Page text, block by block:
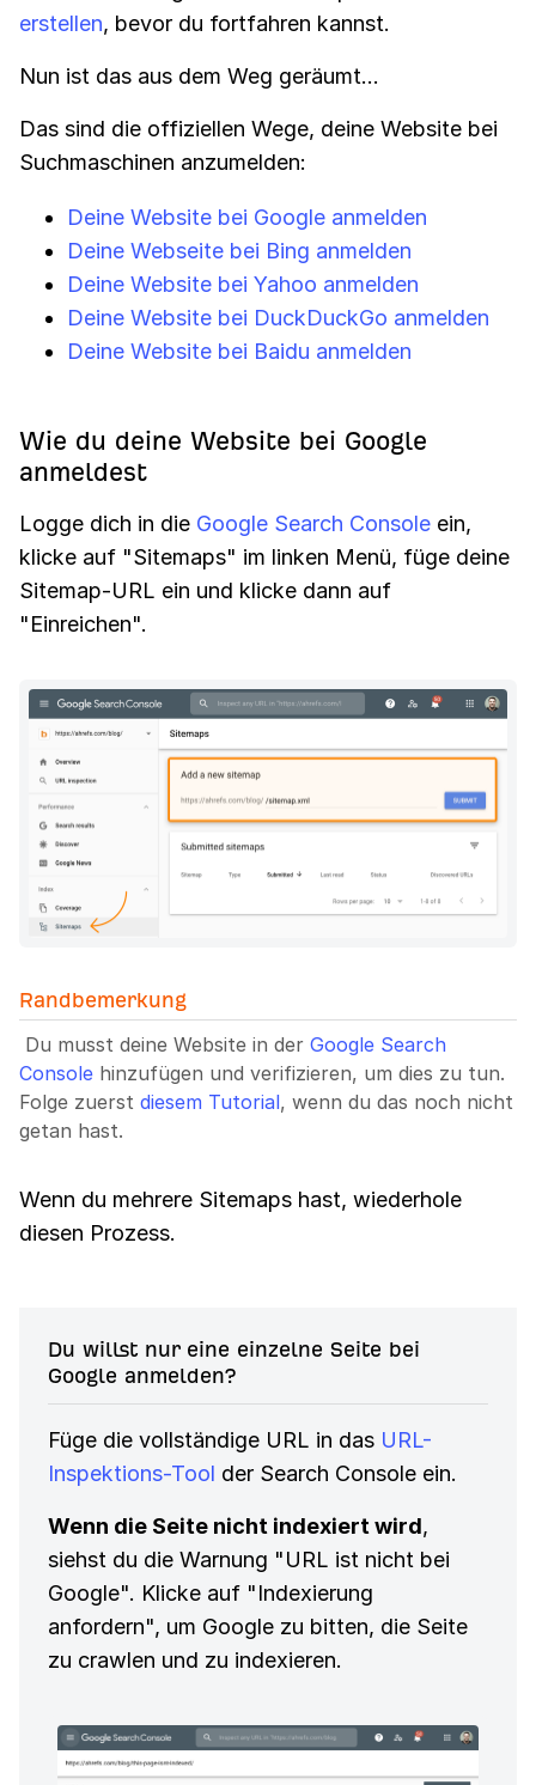
erstellen, bevor du fortfahren kannst.
Nun ist das aus dem Weg geräumt…
Das sind die offiziellen Wege, deine Website bei
Suchmaschinen anzumelden:
Deine Website bei Google anmelden
Deine Webseite bei Bing anmelden
Deine Website bei Yahoo anmelden
Deine Website bei DuckDuckGo anmelden
Deine Website bei Baidu anmelden
Wie du deine Website bei Google
anmeldest
Logge dich in die Google Search Console ein,
klicke auf "Sitemaps" im linken Menü, füge deine
Sitemap-URL ein und klicke dann auf
"Einreichen".
Randbemerkung
Du musst deine Website in der Google Search
Console hinzufügen und verifizieren, um dies zu tun.
Folge zuerst diesem Tutorial, wenn du das noch nicht
getan hast.
Wenn du mehrere Sitemaps hast, wiederhole
diesen Prozess.
Du willst nur eine einzelne Seite bei
Google anmelden?
Füge die vollständige URL in das URL-
Inspektions-Tool der Search Console ein.
Wenn die Seite nicht indexiert wird,
siehst du die Warnung "URL ist nicht bei
Google". Klicke auf "Indexierung
anfordern", um Google zu bitten, die Seite
zu crawlen und zu indexieren.